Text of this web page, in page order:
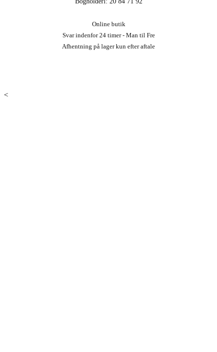
Online butik
Svar indenfor 24 timer - Man til Fre
Afhentning på lager kun efter aftale
<